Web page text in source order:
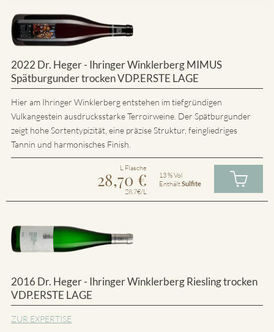
2022 Dr. Heger - Ihringer Winklerberg MIMUS
Spätburgunder trocken VDP.ERSTE LAGE
Hier am Ihringer Winklerberg entstehen im tiefgründigen
Vulkangestein ausdrucksstarke Terroirweine. Der Spätburgunder
zeigt hohe Sortentypizität, eine präzise Struktur, feingliedriges
Tannin und harmonisches Finish.
L Flasche
28,70 €
28.7€/L
13 % Vol
EnthältSulfite
2016 Dr. Heger - Ihringer Winklerberg Riesling trocken
VDP.ERSTE LAGE
ZUR EXPERTISE